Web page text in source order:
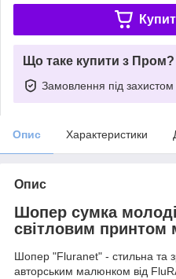
Що таке купити з Пром?
Замовлення під захистом
Опис Характеристики
Опис
Шопер сумка
світловим принтом
Шопер "Fluranet" - стильна та
авторським малюнком від